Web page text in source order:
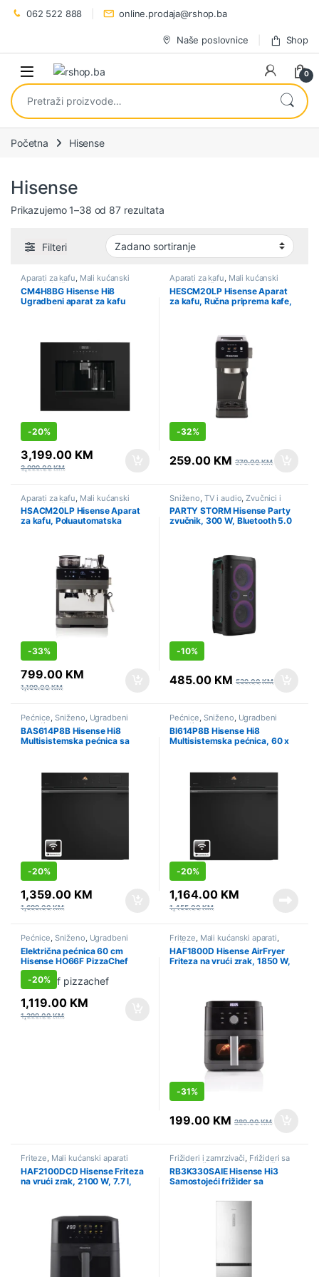
Preskoči na navigaciju
Preskoči na sadržaj
062 522 888 online.prodaja@rshop.ba
Naše poslovnice Shop
0
Pretraži:
Početna Hisense
Hisense
Prikazujemo 1–38 od 87 rezultata
Filteri
Aparati za kafu Mali kućanski
aparati Sniženo
CM4H8BG Hisense Hi8
Ugradbeni aparat za kafu
-20%
3,199.00 KM
3,999.00KM
Aparati za kafu Mali kućanski
aparati Sniženo
HESCM20LP Hisense Aparat
za kafu, Ručna priprema kafe,
-32%
259.00 KM 379.00KM
Aparati za kafu Mali kućanski
aparati, Sniženo
HSACM20LP Hisense Aparat
za kafu, Poluautomatska
-33%
799.00 KM
1,199.00KM
Sniženo TV i audio ,Zvučnici i
soundbari
PARTY STORM Hisense Party
zvučnik, 300 W, Bluetooth 5.0
-10%
485.00 KM 539.00KM
Pećnice, Sniženo, Ugradbeni
aparati
BAS614P8B Hisense Hi8
Multisistemska pećnica sa
-20%
1,359.00 KM
1,699.00KM
Pećnice, Sniženo, Ugradbeni
aparati
BI614P8B Hisense Hi8
Multisistemska pećnica, 60 x
-20%
1,164.00 KM
1,455.00KM
Pećnice, Sniženo, Ugradbeni
aparati
Električna pećnica 60 cm
Hisense HO66F PizzaChef
-20%
1,119.00 KM
1,399.00KM
Friteze, Mali kućanski aparati,
Sniženo
HAF1800D Hisense AirFryer
Friteza na vrući zrak, 1850 W,
-31%
199.00 KM 289.00KM
Friteze Mali kućanski aparati
HAF2100DCD Hisense Friteza
na vrući zrak, 2100 W, 7.7 l,
Frižideri i zamrzivači Frižideri sa
zamrzivačem Hlađenje Sniženo
RB3K330SAIE Hisense Hi3
Samostojeći frižider sa